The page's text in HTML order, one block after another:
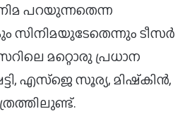
പറയുന്നതെന്ന
ടീസർ
മറ്റൊരു പ്രധാന
എസ്ജെ സൂര്യ, മിഷ്‌കിൻ,